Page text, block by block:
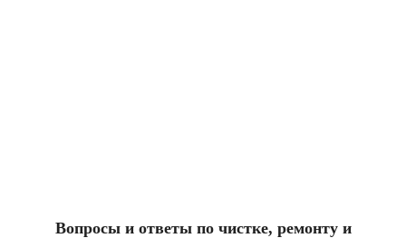
Вопросы и ответы по чистке, ремонту и